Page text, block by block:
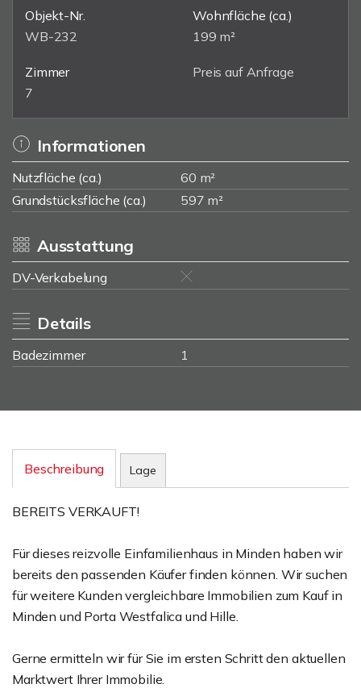
Objekt-Nr.
WB-232
Wohnfläche (ca.)
199 m²
Zimmer
7
Preis auf Anfrage
Informationen
Nutzfläche (ca.)
60 m²
Grundstücksfläche (ca.)
597 m²
Ausstattung
DV-Verkabelung
Details
Badezimmer 1
Beschreibung Lage
BEREITS VERKAUFT!
Für dieses reizvolle Einfamilienhaus in Minden haben wir
bereits den passenden Käufer finden können. Wir suchen
für weitere Kunden vergleichbare Immobilien zum Kauf in
Minden und Porta Westfalica und Hille.
Gerne ermitteln wir für Sie im ersten Schritt den aktuellen
Marktwert Ihrer Immobilie.